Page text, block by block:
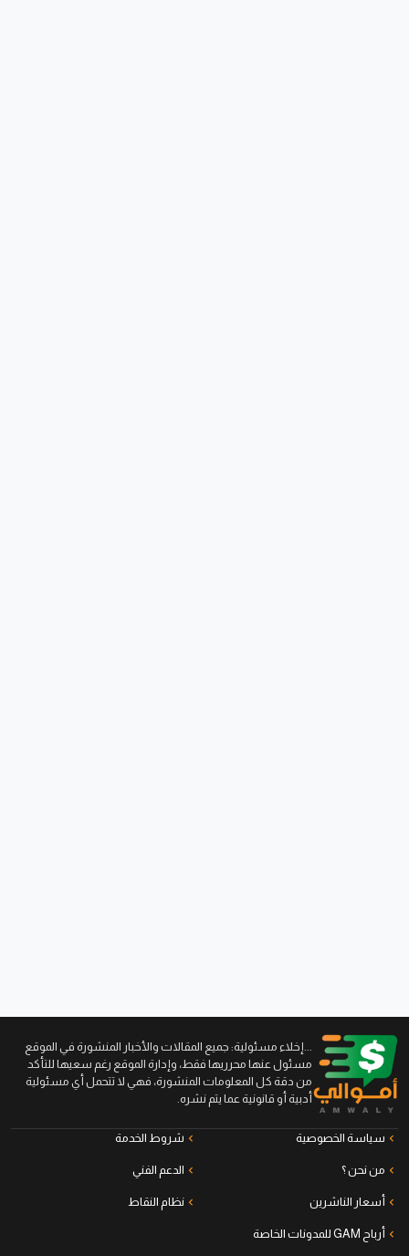
...إخلاء مسئولية: جميع المقالات والأخبار المنشورة في الموقع
مسئول عنها محرريها فقط، وإدارة الموقع رغم سعيها للتأكد
من دقة كل المعلومات المنشورة، فهي لا تتحمل أي مسئولية
أدبية أو قانونية عما يتم نشره.
سياسة الخصوصية شروط الخدمة
من نحن ؟ الدعم الفني
أسعار الناشرين نظام النقاط
أرباح GAM للمدونات الخاصة